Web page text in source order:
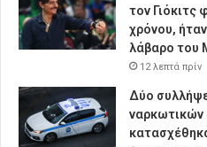
τον Γιόκιτς
χρόνου,
λάβαρο του
12 λεπτά πρίν
Δύο
ναρκωτικών